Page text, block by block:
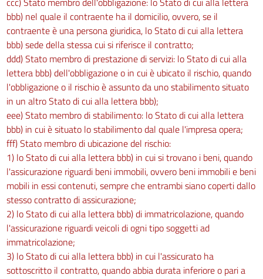
bbb) nel quale il contraente ha il domicilio, ovvero, se il
contraente è una persona giuridica, lo Stato di cui alla lettera
bbb) sede della stessa cui si riferisce il contratto;
ddd) Stato membro di prestazione di servizi: lo Stato di cui alla
lettera bbb) dell'obbligazione o in cui è ubicato il rischio, quando
l'obbligazione o il rischio è assunto da uno stabilimento situato
in un altro Stato di cui alla lettera bbb);
eee) Stato membro di stabilimento: lo Stato di cui alla lettera
bbb) in cui è situato lo stabilimento dal quale l'impresa opera;
fff) Stato membro di ubicazione del rischio:
1) lo Stato di cui alla lettera bbb) in cui si trovano i beni, quando
l'assicurazione riguardi beni immobili, ovvero beni immobili e beni
mobili in essi contenuti, sempre che entrambi siano coperti dallo
stesso contratto di assicurazione;
2) lo Stato di cui alla lettera bbb) di immatricolazione, quando
l'assicurazione riguardi veicoli di ogni tipo soggetti ad
immatricolazione;
3) lo Stato di cui alla lettera bbb) in cui l'assicurato ha
sottoscritto il contratto, quando abbia durata inferiore o pari a